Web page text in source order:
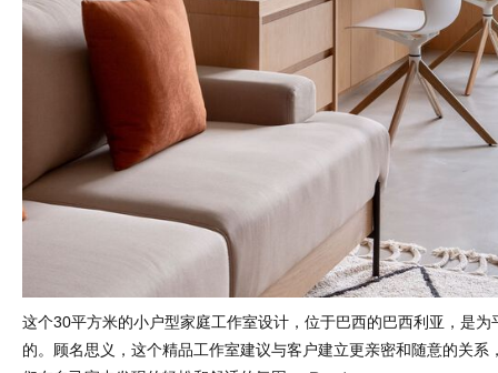
这个30平方米的小户型家庭工作室设计，位于巴西的巴西利亚，是为
的。顾名思义，这个精品工作室建议与客户建立更亲密和随意的关系